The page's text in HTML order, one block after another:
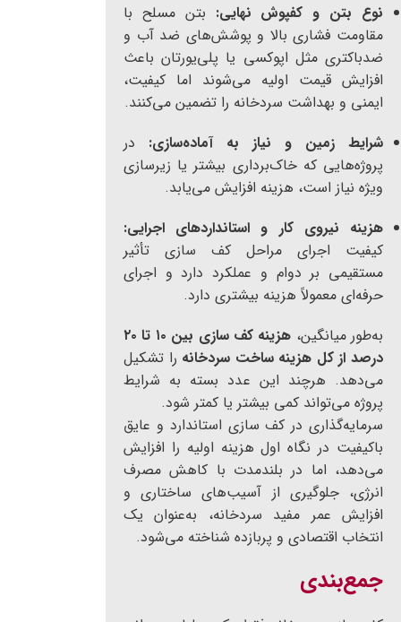
نوع بتن و کفپوش نهایی: بتن مسلح با
مقاومت فشاری بالا و پوشش‌های ضد آب و
ضدباکتری مثل اپوکسی یا پلی‌یورتان باعث
افزایش قیمت اولیه می‌شوند اما کیفیت،
ایمنی و بهداشت سردخانه را تضمین می‌کنند.
شرایط زمین و نیاز به آماده‌سازی: در
پروژه‌هایی که خاک‌برداری بیشتر یا زیرسازی
ویژه نیاز است، هزینه افزایش می‌یابد.
هزینه نیروی کار و استانداردهای اجرایی:
کیفیت اجرای مراحل کف سازی تأثیر
مستقیمی بر دوام و عملکرد دارد و اجرای
حرفه‌ای معمولاً هزینه بیشتری دارد.
به‌طور میانگین،
هزینه کف سازی بین ۱۰ تا ۲۰
درصد از کل هزینه ساخت سردخانه را تشکیل
می‌دهد. هرچند این عدد بسته به شرایط
پروژه می‌تواند کمی بیشتر یا کمتر شود.
سرمایه‌گذاری در کف سازی استاندارد و عایق
باکیفیت در نگاه اول هزینه اولیه را افزایش
می‌دهد، اما در بلندمدت با کاهش مصرف
انرژی، جلوگیری از آسیب‌های ساختاری و
افزایش عمر مفید سردخانه، به‌عنوان یک
انتخاب اقتصادی و پربازده شناخته می‌شود.
جمع‌بندی